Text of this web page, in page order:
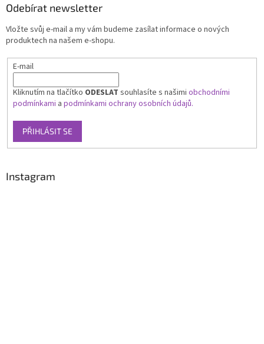
Odebírat newsletter
Vložte svůj e-mail a my vám budeme zasílat informace o nových
produktech na našem e-shopu.
E-mail
Kliknutím na tlačítko ODESLAT souhlasíte s našimi obchodními
podmínkami a podmínkami ochrany osobních údajů.
PŘIHLÁSIT SE
Instagram